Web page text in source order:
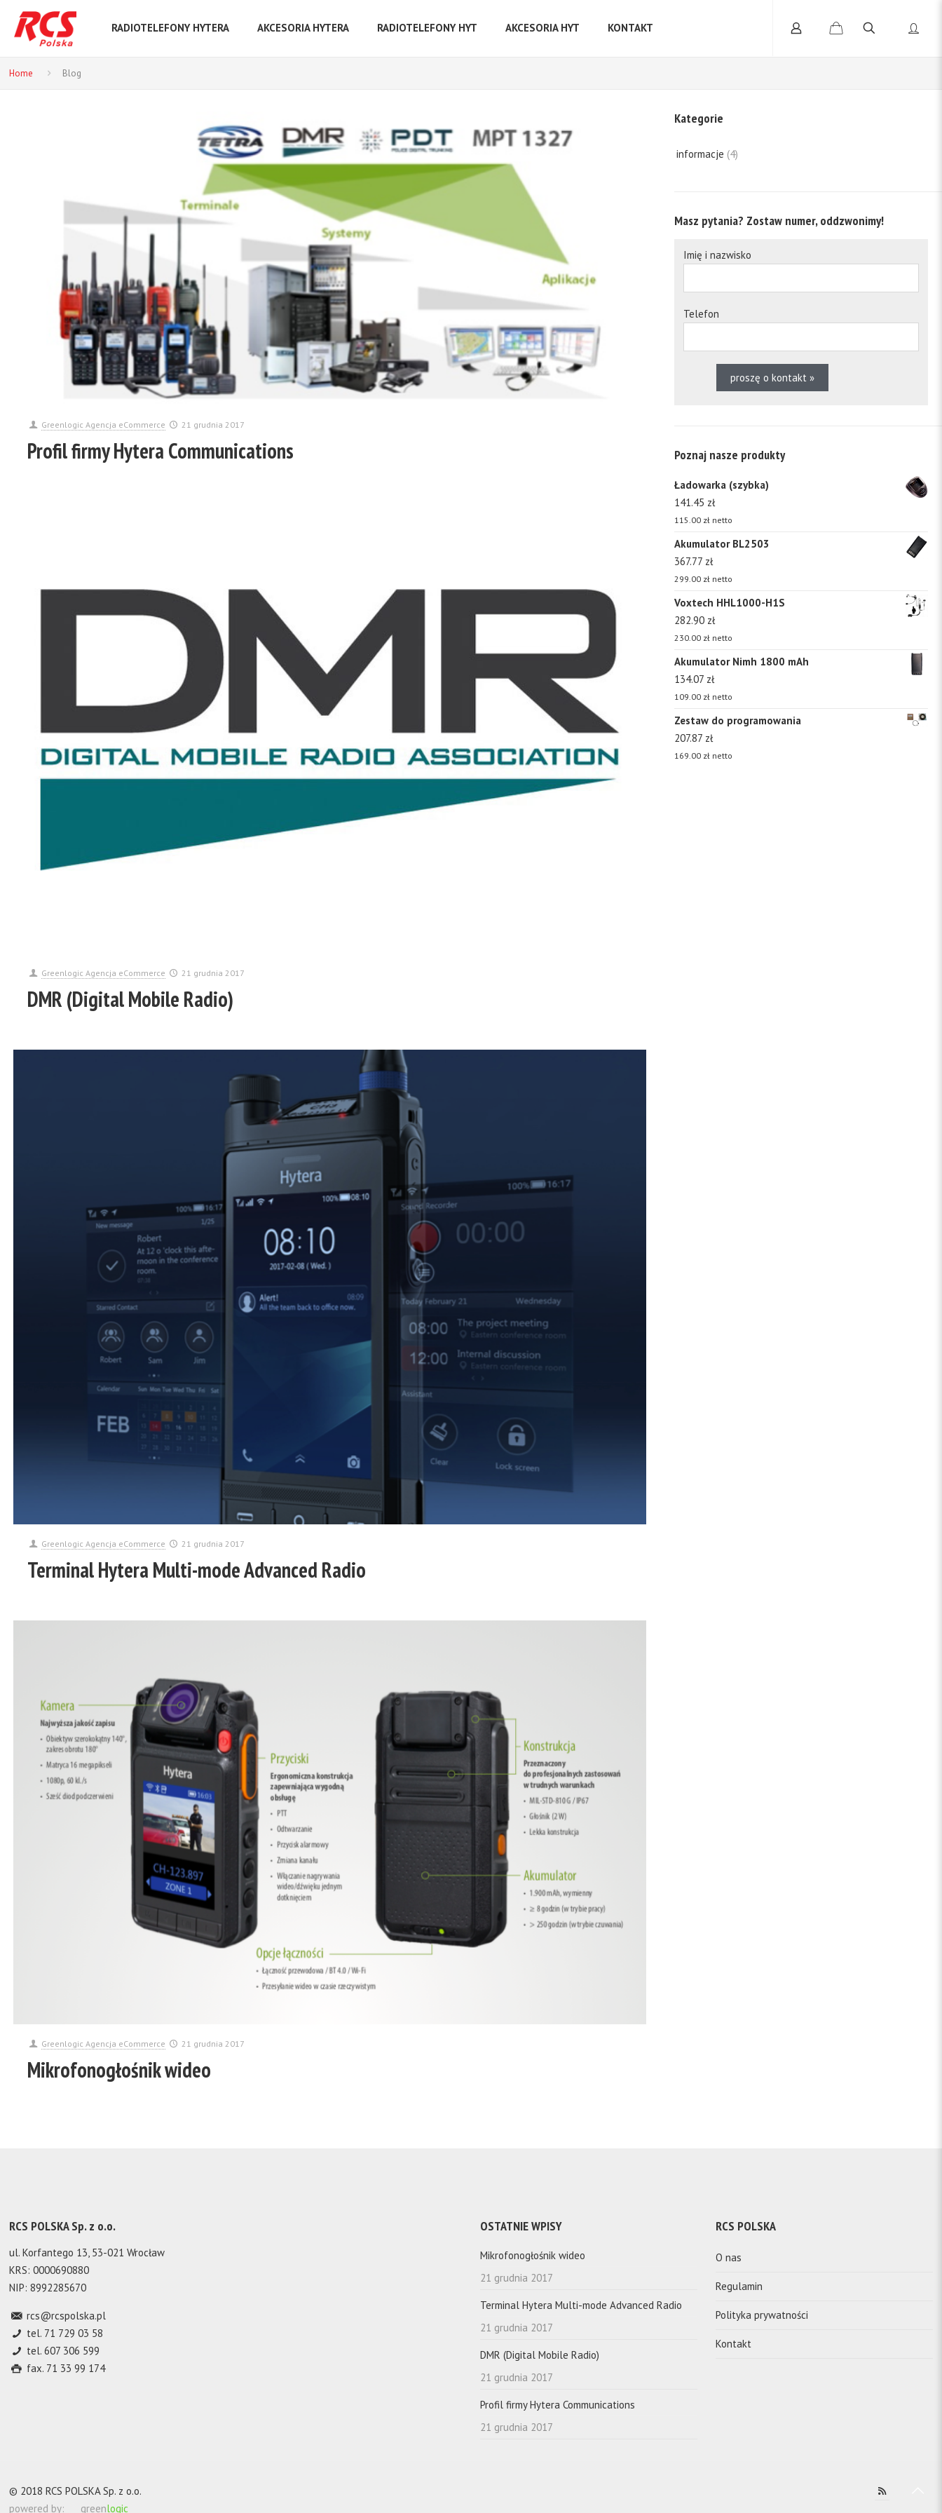
RADIOTELEFONY HYTERA AKCESORIA HYTERA RADIOTELEFONY HYT AKCESORIA HYT KONTAKT
Home Blog
Greenlogic Agencja eCommerce 21 grudnia 2017
Profil firmy Hytera Communications
Greenlogic Agencja eCommerce 21 grudnia 2017
DMR (Digital Mobile Radio)
Greenlogic Agencja eCommerce 21 grudnia 2017
Terminal Hytera Multi-mode Advanced Radio
Greenlogic Agencja eCommerce 21 grudnia 2017
Mikrofonogłośnik wideo
Kategorie
informacje (4)
Masz pytania? Zostaw numer, oddzwonimy!
Imię i nazwisko
Telefon
Poznaj nasze produkty
Ładowarka (szybka)
141.45 zł
115.00 złnetto
Akumulator BL2503
367.77 zł
299.00 złnetto
Voxtech HHL1000-H1S
282.90 zł
230.00 złnetto
Akumulator Nimh 1800 mAh
134.07 zł
109.00 złnetto
Zestaw do programowania
207.87 zł
169.00 złnetto
RCS POLSKA Sp. z o.o.
ul. Korfantego 13, 53-021 Wrocław
KRS: 0000690880
NIP: 8992285670
rcs@rcspolska.pl
tel. 71 729 03 58
tel. 607 306 599
fax. 71 33 99 174
OSTATNIE WPISY
Mikrofonogłośnik wideo
21 grudnia 2017
Terminal Hytera Multi-mode Advanced Radio
21 grudnia 2017
DMR (Digital Mobile Radio)
21 grudnia 2017
Profil firmy Hytera Communications
21 grudnia 2017
RCS POLSKA
O nas
Regulamin
Polityka prywatności
Kontakt
© 2018 RCS POLSKA Sp. z o.o.
powered by:
greenlogic